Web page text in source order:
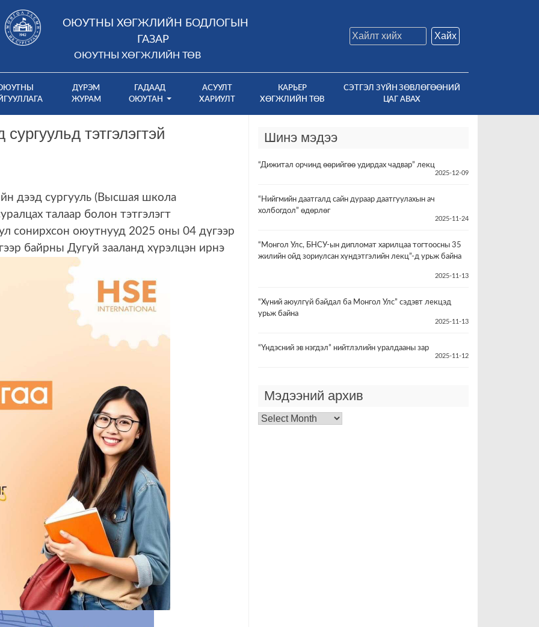
ОЮУТНЫ ХӨГЖЛИЙН БОДЛОГЫН
ГАЗАР
ОЮУТНЫ ХӨГЖЛИЙН ТӨВ
Хайх
ДҮРЭМ
ЖУРАМ
ГАДААД
ОЮУТАН
АСУУЛТ
ХАРИУЛТ
КАРЬЕР
ХӨГЖЛИЙН ТӨВ
СЭТГЭЛ ЗҮЙН ЗӨВЛӨГӨӨНИЙ
ЦАГ АВАХ
тэтгэлэгтэй
дээд сургууль (Высшая школа
талаар болон тэтгэлэгт
сонирхсон оюутнууд 2025 оны 04 дүгээр
байрны Дугуй зааланд хүрэлцэн ирнэ
Шинэ мэдээ
“Дижитал орчинд өөрийгөө удирдах чадвар” лекц
2025-12-09
“Нийгмийн даатгалд сайн дураар даатгуулахын ач
холбогдол” өдөрлөг
2025-11-24
“Монгол Улс, БНСУ-ын дипломат харилцаа тогтоосны 35
жилийн ойд зориулсан хүндэтгэлийн лекц”-д урьж байна
2025-11-13
“Хүний аюулгүй байдал ба Монгол Улс” сэдэвт лекцэд
урьж байна
2025-11-13
“Үндэсний эв нэгдэл” нийтлэлийн уралдааны зар
2025-11-12
Мэдээний архив
Мэдээний